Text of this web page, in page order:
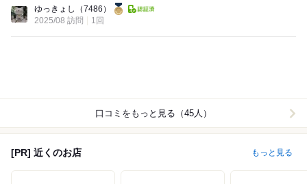
ゆっきょし
（7486）
2025/08 訪問
1回
口コミをもっと見る（45人）
[PR] 近くのお店 もっと見る